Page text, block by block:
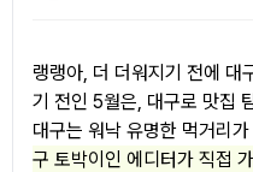
아티클 본문
랭랭아, 더 더워지기 전에 대
기 전인 5월은, 대구로 맛집
대구는 워낙 유명한 먹거리
구 토박이인 에디터가 직접